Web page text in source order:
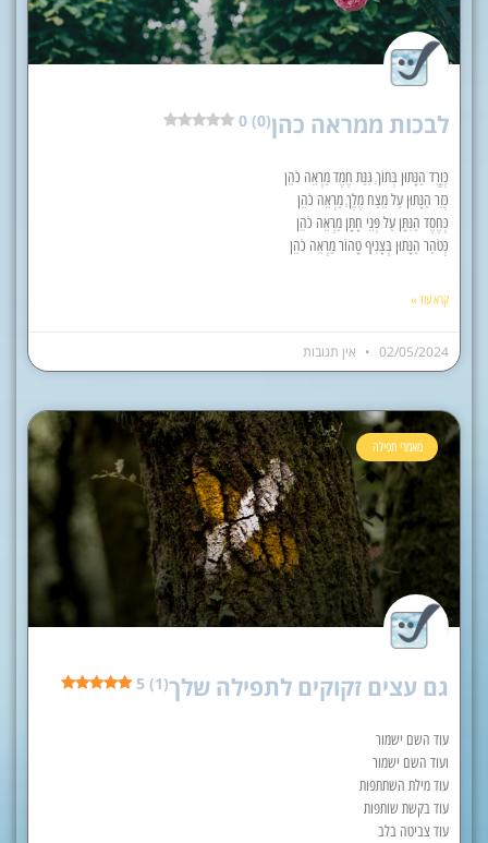
לבכות ממראה כהן0 (0)
כְּוֶרֶד הַנָּתוּן בְּתוֹךְ גִּנַּת חֶמֶד מַרְאֵה כֹהֵן
כְּזֵר הַנָּתוּן עַל מֵצַח מֶלֶךְ מַרְאֵה כֹהֵן
כְּחֶסֶד הַנִּתָּן עַל פְּנֵי חָתָן מַרְאֵה כֹהֵן
כְּטֹהַר הַנָּתוּן בְּצָנִיף טָהוֹר מַרְאֵה כֹהֵן
קרא עוד »
02/05/2024 אין תגובות
מאמרי תפילה
גם עצים זקוקים לתפילה שלך5 (1)
עוד השם ישמור
ועוד השם ישמור
עוד מילת השתתפות
עוד בקשת שותפות
עוד צביטה בלב